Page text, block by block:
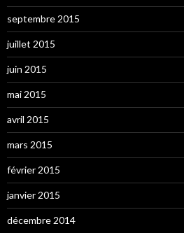
septembre 2015
juillet 2015
juin 2015
mai 2015
avril 2015
mars 2015
février 2015
janvier 2015
décembre 2014